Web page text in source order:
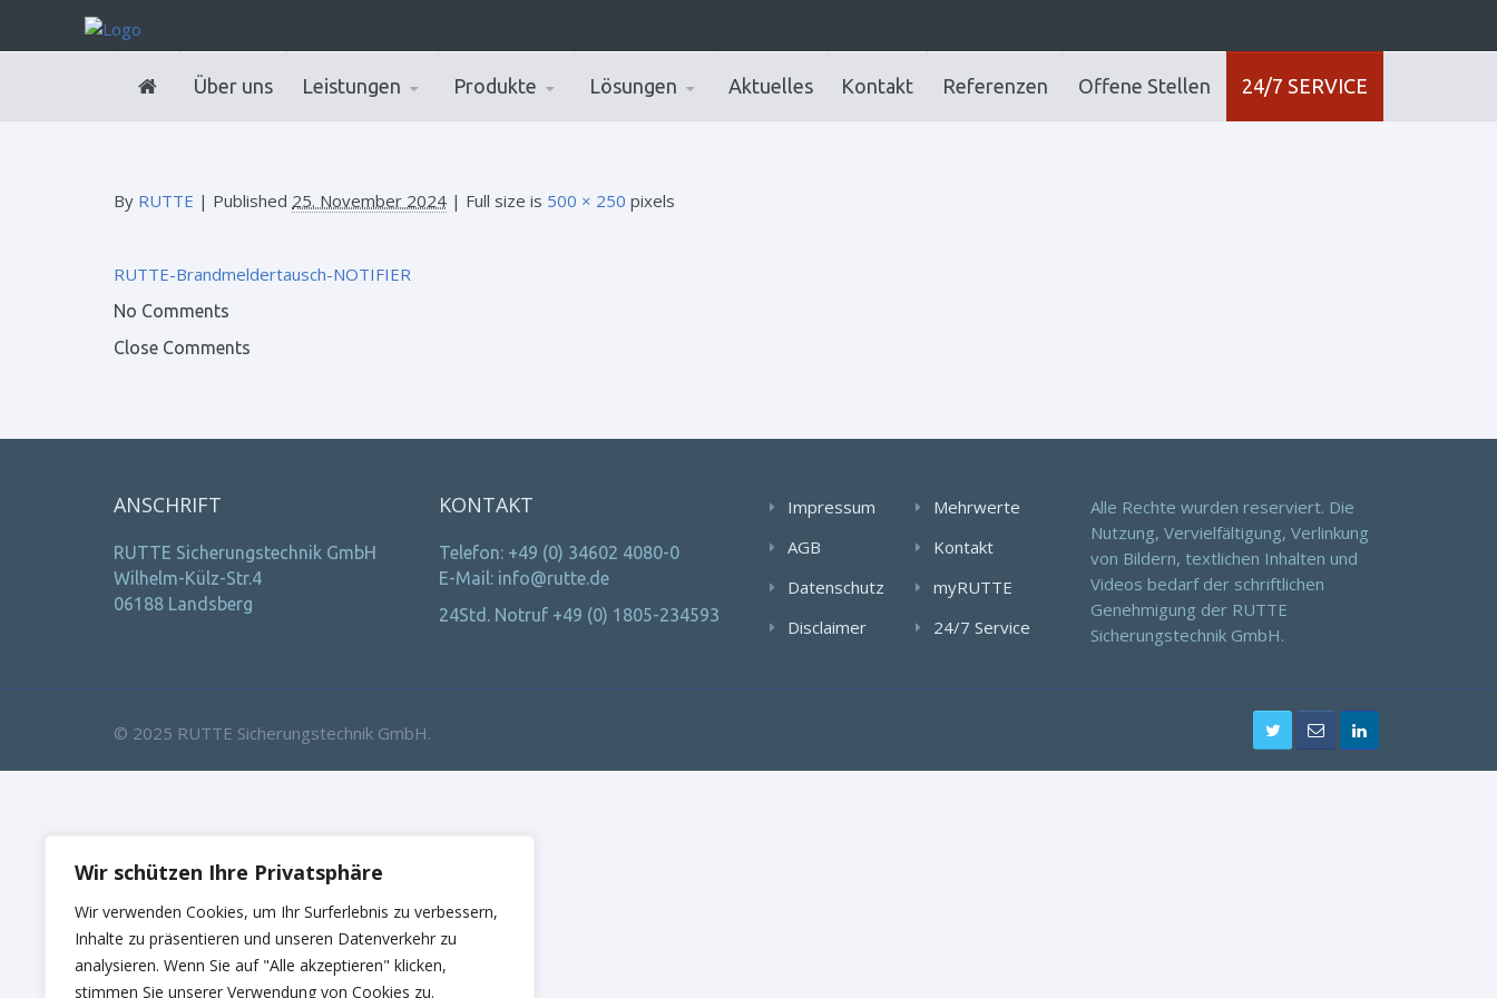
Wir schützen Ihre Privatsphäre
Wir verwenden Cookies, um Ihr Surferlebnis zu verbessern,
Inhalte zu präsentieren und unseren Datenverkehr zu
analysieren. Wenn Sie auf "Alle akzeptieren" klicken,
stimmen Sie unserer Verwendung von Cookies zu.
Über uns Leistungen Produkte Lösungen Aktuelles Kontakt Referenzen Offene Stellen 24/7 SERVICE
By RUTTE | Published 25. November 2024 | Full size is 500 × 250 pixels
RUTTE-Brandmeldertausch-NOTIFIER
No Comments
Close Comments
ANSCHRIFT
RUTTE Sicherungstechnik GmbH
Wilhelm-Külz-Str.4
06188 Landsberg
KONTAKT
Telefon: +49 (0) 34602 4080-0
E-Mail: info@rutte.de
24Std. Notruf +49 (0) 1805-234593
Impressum
AGB
Datenschutz
Disclaimer
Mehrwerte
Kontakt
myRUTTE
24/7 Service
Alle Rechte wurden reserviert. Die
Nutzung, Vervielfältigung, Verlinkung
von Bildern, textlichen Inhalten und
Videos bedarf der schriftlichen
Genehmigung der RUTTE
Sicherungstechnik GmbH.
© 2025 RUTTE Sicherungstechnik GmbH.